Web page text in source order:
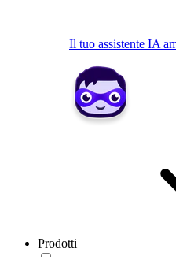
Il tuo assistente IA
Prodotti